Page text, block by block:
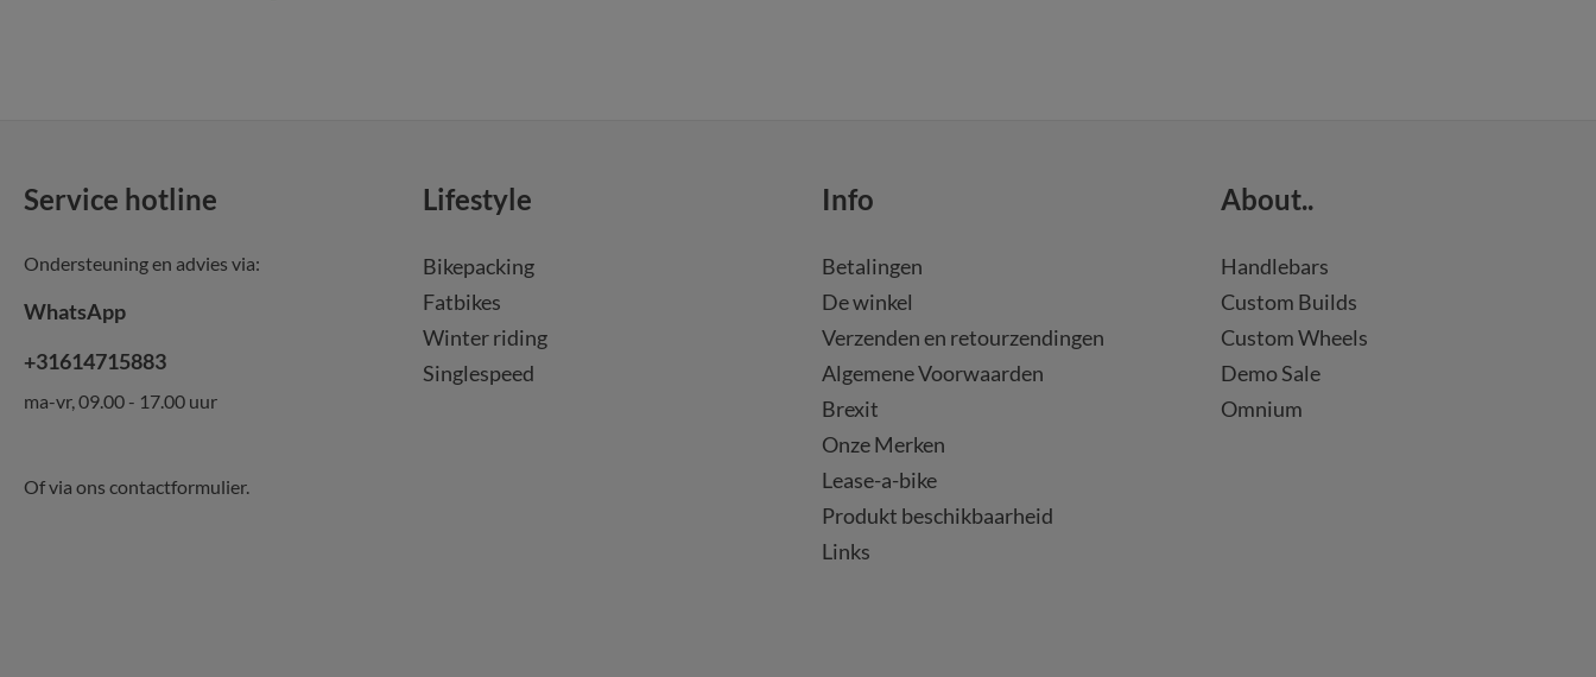
Service hotline
Ondersteuning en advies via:
WhatsApp
+31614715883
ma-vr, 09.00 - 17.00 uur
Of via ons contactformulier.
Lifestyle
Bikepacking
Fatbikes
Winter riding
Singlespeed
Info
Betalingen
De winkel
Verzenden en retourzendingen
Algemene Voorwaarden
Brexit
Onze Merken
Lease-a-bike
Produkt beschikbaarheid
Links
About..
Handlebars
Custom Builds
Custom Wheels
Demo Sale
Omnium